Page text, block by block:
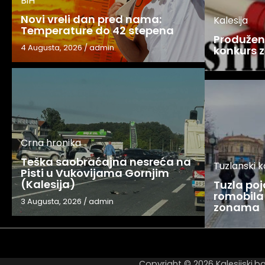
Novi vreli dan pred nama:
Temperature do 42 stepena
4 Augusta, 2026/admin
Crna hronika
Teška saobraćajna nesreća na
Pisti u Vukovijama Gornjim
(Kalesija)
3 Augusta, 2026 /admin
Kalesija
konkurs
Tuzlanski
Tuzla
zonama